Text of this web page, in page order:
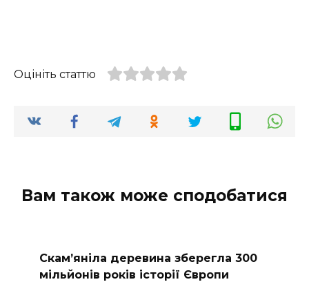
Оцініть статтю
Вам також може сподобатися
Скам’яніла деревина зберегла 300
мільйонів років історії Європи